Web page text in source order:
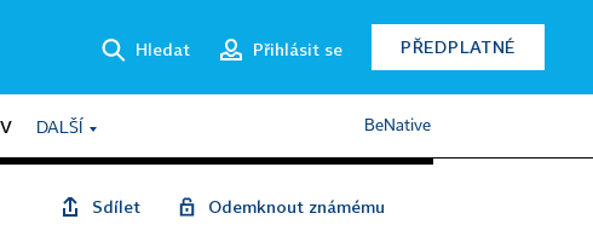
Hledat Přihlásit se PŘEDPLATNÉ
DALŠÍ BeNative
Sdílet Odemknout známému